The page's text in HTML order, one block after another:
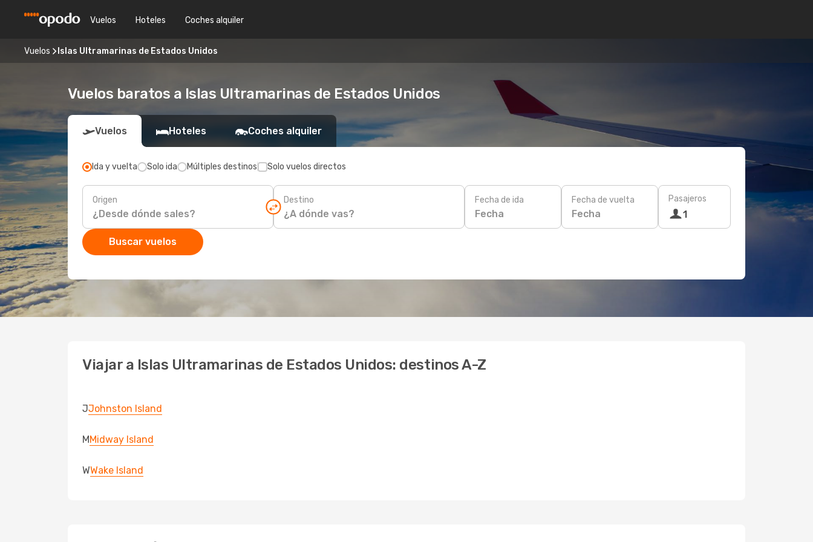
Vuelos Hoteles Coches alquiler
Vuelos Islas Ultramarinas de Estados Unidos
Vuelos baratos a Islas Ultramarinas de Estados Unidos
Vuelos Hoteles Coches alquiler
Ida y vuelta Solo ida Múltiples destinos Solo vuelos directos
Origen Destino Fecha de ida
Fecha
Fecha de vuelta
Fecha
Pasajeros
1
Buscar vuelos
Viajar a Islas Ultramarinas de Estados Unidos: destinos A-Z
JJohnston Island
MMidway Island
WWake Island